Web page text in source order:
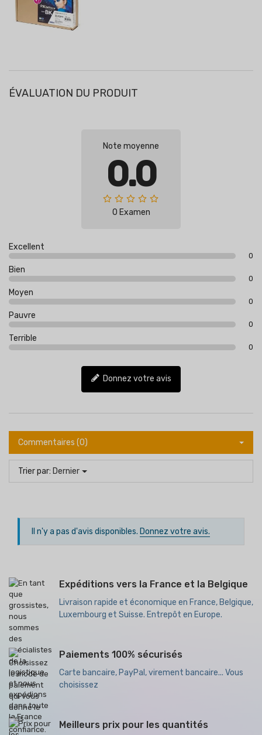
ÉVALUATION DU PRODUIT
Note moyenne
0.0
0 Examen
Excellent
0
Bien
0
Moyen
0
Pauvre
0
Terrible
0
Donnez votre avis
Commentaires (0)
Trier par: Dernier
Il n'y a pas d'avis disponibles. Donnez votre avis.
Expéditions vers la France et la Belgique
Livraison rapide et économique en France, Belgique,
Luxembourg et Suisse. Entrepôt en Europe.
Paiements 100% sécurisés
Carte bancaire, PayPal, virement bancaire... Vous
choisissez
Meilleurs prix pour les quantités